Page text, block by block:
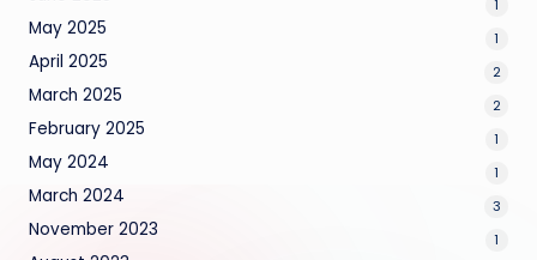
1
May 2025 1
April 2025 2
March 2025 2
February 2025 1
May 2024 1
March 2024 3
November 2023 1